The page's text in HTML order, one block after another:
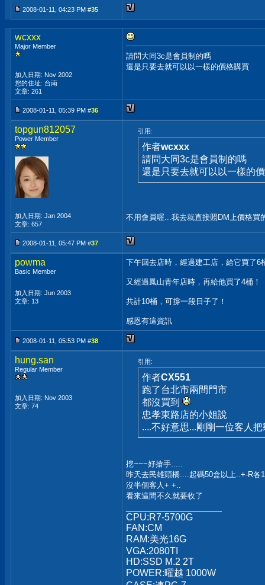
2008-01-11, 04:23 PM #35
wcxxx
Major Member
加入日期: Nov 2002
您的住址: 台南
文章: 261
請問大同3c是會員制的嗎
還是只要去就可以以一樣的價格購買
2008-01-11, 05:39 PM #36
topgun812057
Power Member
加入日期: Jan 2004
文章: 657
引用:
作者wcxxx
請問大同3c是會員制的嗎
還是只要去就可以以一樣的
不用會員喔...我去就直接照DM上價格買
2008-01-11, 05:47 PM #37
powma
Basic Member
加入日期: Jun 2003
文章: 13
下午回去店時，經過建工店，給它買了6
又經過鳳山青年店時，再給他買了4桶！
共計10桶，可撐一段日子了！
感恩有這資訊
2008-01-11, 05:53 PM #38
hung.san
Regular Member
加入日期: Nov 2003
文章: 74
引用:
作者CX551
跑了台北市兩間門市
都沒買到
忠孝東路店的小姐說
....不好意思...剛剛一位客人
挖~~~好搶手.....
昨天去民雄頭橋....起碼50盒以上..+-R各
沒半個客人+ +..
看來這間不久就要收了
CPU:R7-5700G
FAN:CM
RAM:美光16G
VGA:2080TI
HD:SSD M.2 2T
POWER:曜越 1000W